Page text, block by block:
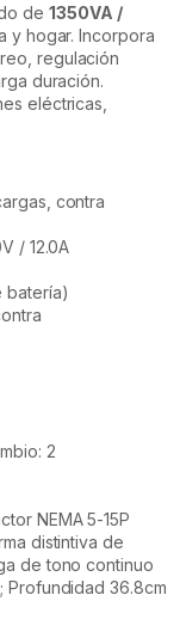
de 1350VA /
y hogar. Incorpora
regulación
duración.
eléctricas,
contra
/ 12.0A
batería)
2
NEMA 5-15P
distintiva de
de tono continuo
Profundidad 36.8cm